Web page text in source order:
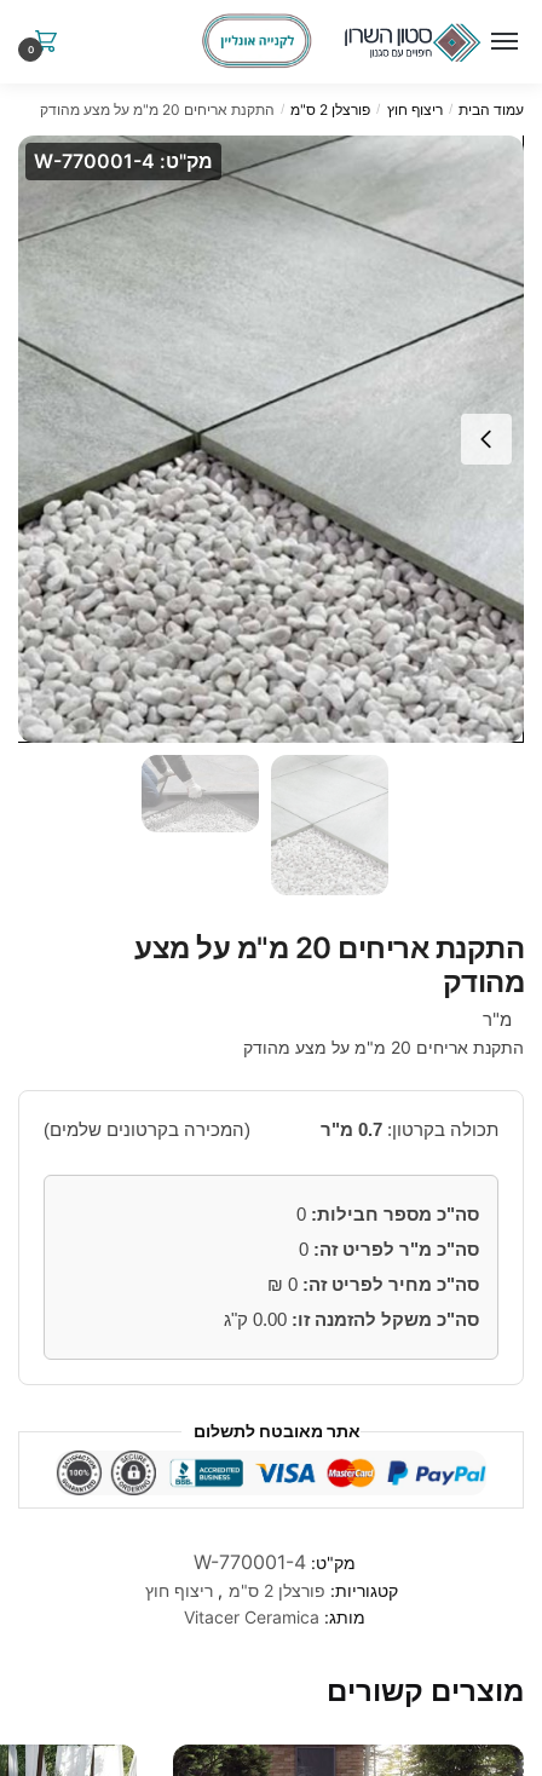
0
עמוד הבית / ריצוף חוץ / פורצלן 2 ס"מ / התקנת אריחים 20 מ"מ על מצע מהודק
מק"ט: W-770001-4
התקנת אריחים 20 מ"מ על מצע
מהודק
מ"ר
התקנת אריחים 20 מ"מ על מצע מהודק
תכולה בקרטון: 0.7 מ"ר (המכירה בקרטונים שלמים)
סה"כ מספר חבילות: 0
סה"כ מ"ר לפריט זה: 0
סה"כ מחיר לפריט זה: 0
₪
סה"כ משקל להזמנה זו: 0.00 ק"ג
אתר מאובטח לתשלום
מק"ט:W-770001-4
קטגוריות: פורצלן 2 ס"מ ,ריצוף חוץ
מותג: Vitacer Ceramica
מוצרים קשורים